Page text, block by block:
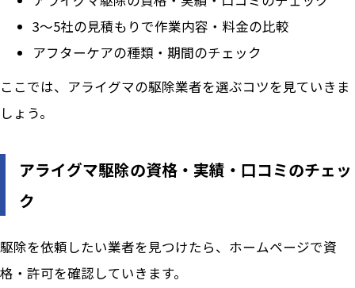
3～5社の見積もりで作業内容・料金の比較
アフターケアの種類・期間のチェック
ここでは、アライグマの駆除業者を選ぶコツを見ていきま
しょう。
アライグマ駆除の資格・実績・口コミのチェッ
ク
駆除を依頼したい業者を見つけたら、ホームページで資
格・許可を確認していきます。